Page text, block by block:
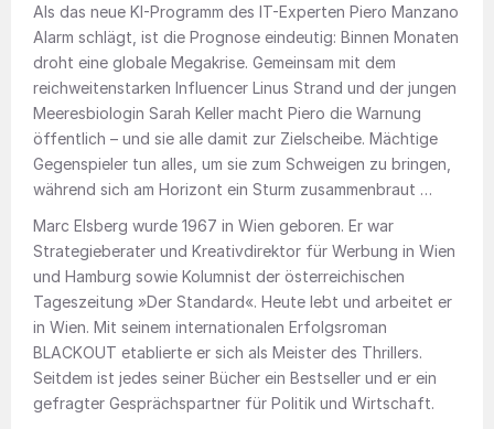
Als das neue KI-Programm des IT-Experten Piero Manzano
Alarm schlägt, ist die Prognose eindeutig: Binnen Monaten
droht eine globale Megakrise. Gemeinsam mit dem
reichweitenstarken Influencer Linus Strand und der jungen
Meeresbiologin Sarah Keller macht Piero die Warnung
öffentlich – und sie alle damit zur Zielscheibe. Mächtige
Gegenspieler tun alles, um sie zum Schweigen zu bringen,
während sich am Horizont ein Sturm zusammenbraut …
Marc Elsberg wurde 1967 in Wien geboren. Er war
Strategieberater und Kreativdirektor für Werbung in Wien
und Hamburg sowie Kolumnist der österreichischen
Tageszeitung »Der Standard«. Heute lebt und arbeitet er
in Wien. Mit seinem internationalen Erfolgsroman
BLACKOUT etablierte er sich als Meister des Thrillers.
Seitdem ist jedes seiner Bücher ein Bestseller und er ein
gefragter Gesprächspartner für Politik und Wirtschaft.